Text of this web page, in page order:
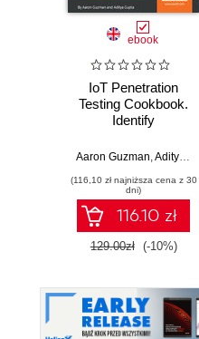
ebook
IoT Penetration
Testing Cookbook.
Identify
secure your smart
Aaron Guzman,Aditya Gupta
(116,10 zł najniższa cena z 30
dni)
116.10 zł
129.00zł (-10%)